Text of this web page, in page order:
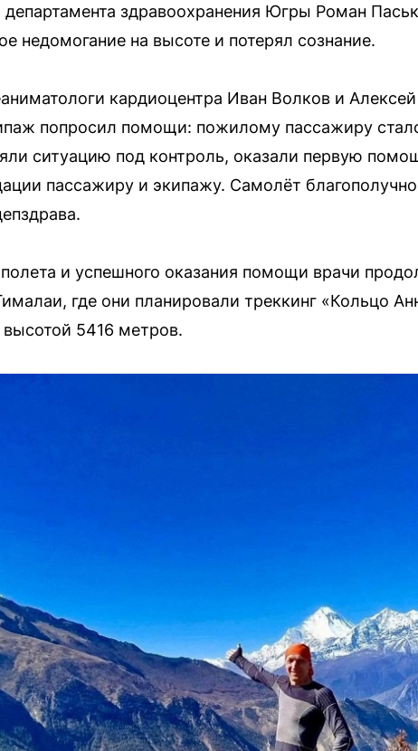
департамента здравоохранения Югры Роман
недомогание на высоте и потерял сознание.
кардиоцентра Иван Волков и
попросил помощи: пожилому пассажиру
ситуацию под контроль, оказали первую
пассажиру и экипажу. Самолёт
и успешного оказания помощи врачи
где они планировали треккинг «Кольцо
5416 метров.